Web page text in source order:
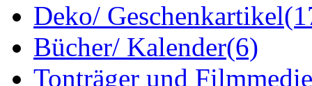
Deko/ Geschenkartikel
Bücher/ Kalender(6)
Tonträger und